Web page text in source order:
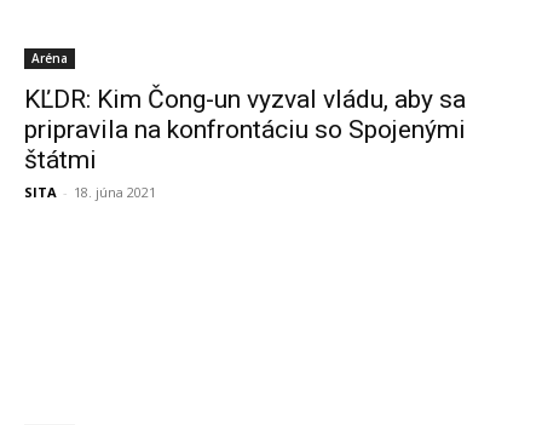
Aréna
KĽDR: Kim Čong-un vyzval vládu, aby sa
pripravila na konfrontáciu so Spojenými
štátmi
SITA - 18. júna 2021